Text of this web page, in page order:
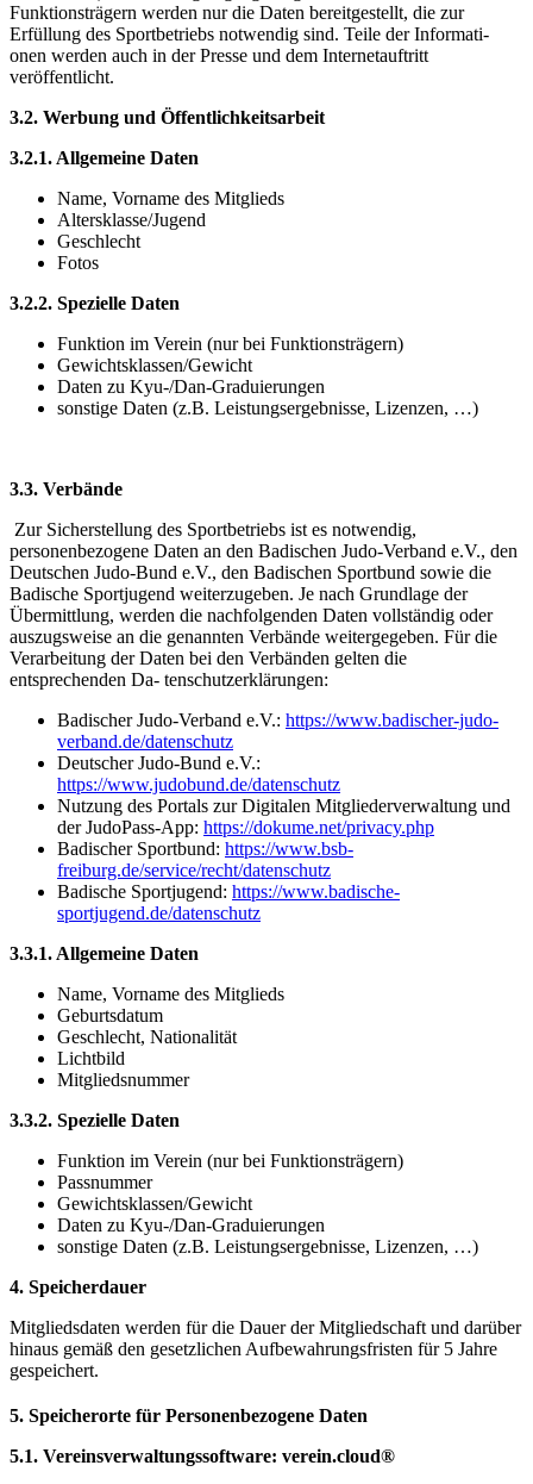
Funktionsträgern werden nur die Daten bereitgestellt, die zur
Erfüllung des Sportbetriebs notwendig sind. Teile der Informati-
onen werden auch in der Presse und dem Internetauftritt
veröffentlicht.
3.2. Werbung und Öffentlichkeitsarbeit
3.2.1. Allgemeine Daten
Name, Vorname des Mitglieds
Altersklasse/Jugend
Geschlecht
Fotos
3.2.2. Spezielle Daten
Funktion im Verein (nur bei Funktionsträgern)
Gewichtsklassen/Gewicht
Daten zu Kyu-/Dan-Graduierungen
sonstige Daten (z.B. Leistungsergebnisse, Lizenzen, …)
3.3. Verbände
Zur Sicherstellung des Sportbetriebs ist es notwendig,
personenbezogene Daten an den Badischen Judo-Verband e.V., den
Deutschen Judo-Bund e.V., den Badischen Sportbund sowie die
Badische Sportjugend weiterzugeben. Je nach Grundlage der
Übermittlung, werden die nachfolgenden Daten vollständig oder
auszugsweise an die genannten Verbände weitergegeben. Für die
Verarbeitung der Daten bei den Verbänden gelten die
entsprechenden Da- tenschutzerklärungen:
Badischer Judo-Verband e.V.: https://www.badischer-judo-
verband.de/datenschutz
Deutscher Judo-Bund e.V.:
https://www.judobund.de/datenschutz
Nutzung des Portals zur Digitalen Mitgliederverwaltung und
der JudoPass-App: https://dokume.net/privacy.php
Badischer Sportbund: https://www.bsb-
freiburg.de/service/recht/datenschutz
Badische Sportjugend: https://www.badische-
sportjugend.de/datenschutz
3.3.1. Allgemeine Daten
Name, Vorname des Mitglieds
Geburtsdatum
Geschlecht, Nationalität
Lichtbild
Mitgliedsnummer
3.3.2. Spezielle Daten
Funktion im Verein (nur bei Funktionsträgern)
Passnummer
Gewichtsklassen/Gewicht
Daten zu Kyu-/Dan-Graduierungen
sonstige Daten (z.B. Leistungsergebnisse, Lizenzen, …)
4. Speicherdauer
Mitgliedsdaten werden für die Dauer der Mitgliedschaft und darüber
hinaus gemäß den gesetzlichen Aufbewahrungsfristen für 5 Jahre
gespeichert.
5. Speicherorte für Personenbezogene Daten
5.1. Vereinsverwaltungssoftware: verein.cloud®